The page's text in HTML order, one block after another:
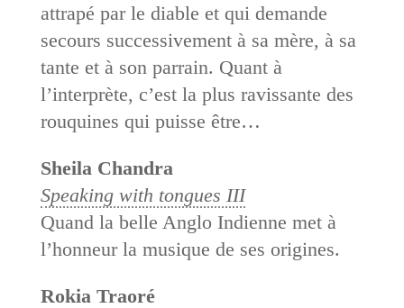
attrapé par le diable et qui demande
secours successivement à sa mère, à sa
tante et à son parrain. Quant à
l’interprète, c’est la plus ravissante des
rouquines qui puisse être…
Sheila Chandra
Speaking with tongues III
Quand la belle Anglo Indienne met à
l’honneur la musique de ses origines.
Rokia Traoré